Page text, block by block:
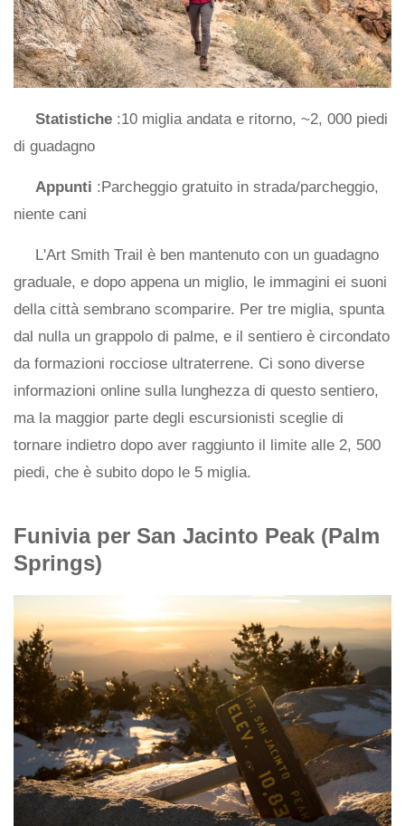
Statistiche :10 miglia andata e ritorno, ~2, 000 piedi
di guadagno
Appunti :Parcheggio gratuito in strada/parcheggio,
niente cani
L'Art Smith Trail è ben mantenuto con un guadagno
graduale, e dopo appena un miglio, le immagini ei suoni
della città sembrano scomparire. Per tre miglia, spunta
dal nulla un grappolo di palme, e il sentiero è circondato
da formazioni rocciose ultraterrene. Ci sono diverse
informazioni online sulla lunghezza di questo sentiero,
ma la maggior parte degli escursionisti sceglie di
tornare indietro dopo aver raggiunto il limite alle 2, 500
piedi, che è subito dopo le 5 miglia.
Funivia per San Jacinto Peak (Palm
Springs)